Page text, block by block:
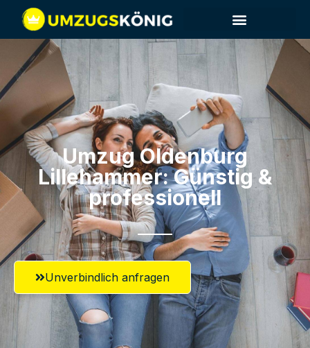
Umzug Oldenburg​
Lillehammer: Günstig &
professionell​
Unverbindlich anfragen